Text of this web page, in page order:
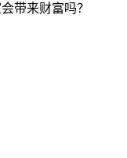
带来财富吗？